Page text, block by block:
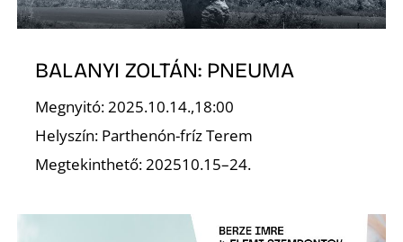
BALANYI ZOLTÁN: PNEUMA
Megnyitó: 2025.10.14.,18:00
Helyszín: Parthenón-fríz Terem
Megtekinthető: 202510.15–24.